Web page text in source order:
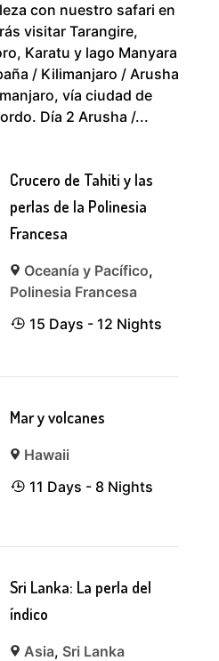
con nuestro safari en
visitar Tarangire,
Karatu y lago Manyara
/ Kilimanjaro / Arusha
vía ciudad de
Día 2 Arusha /...
Crucero de Tahiti y las
perlas de la Polinesia
Francesa
Oceanía y Pacífico,
Polinesia Francesa
15 Days - 12 Nights
Mar y volcanes
Hawaii
11 Days - 8 Nights
Sri Lanka: La perla del
índico
Asia, Sri Lanka